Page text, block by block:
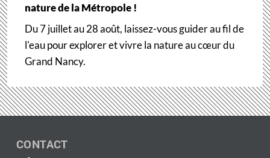
nature de la Métropole !
Du 7 juillet au 28 août, laissez-vous guider au fil de
l'eau pour explorer et vivre la nature au cœur du
Grand Nancy.
CONTACT